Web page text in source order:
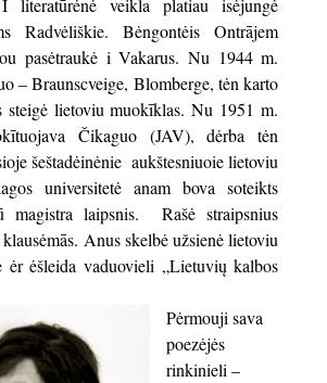
literatūrėnė veikla platiau isėjungė
Radvėliškie. Bėngontėis Ontrājem
pasėtraukė i Vakarus. Nu 1944 m.
– Braunscveige, Blomberge, tėn karto
steigė lietoviu muokīklas. Nu 1951 m.
Čikaguo (JAV), dėrba tėn
šeštadėinėnie aukštesniuoie lietoviu
universitetė anam bova soteikts
magistra laipsnis. Rašė straipsnius
Anus skelbė užsienė lietoviu
ėr ėšleida vaduovieli „Lietuvių kalbos
Pėrmouji sava
poezėjės
rinkinieli –